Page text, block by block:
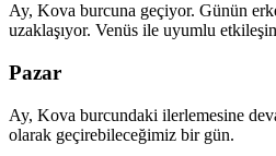
Ay, Kova burcuna geçiyor. Günün
uzaklaşıyor. Venüs ile uyumlu
Pazar
Ay, Kova burcundaki ilerlemesine
olarak geçirebileceğimiz bir gün.